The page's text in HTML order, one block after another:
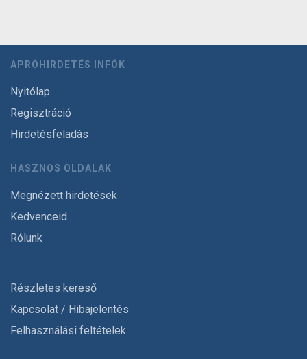
APRÓHIRDETÉS INFÓK
Nyitólap
Regisztráció
Hirdetésfeladás
HASZNOS OLDALAK
Megnézett hirdetések
Kedvenceid
Rólunk
Részletes kereső
Kapcsolat / Hibajelentés
Felhasználási feltételek